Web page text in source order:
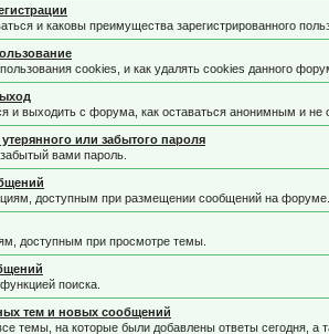
и каковы преимущества зарегистрированного
cookies, и как удалять cookies данного
и выходить с форума, как оставаться анонимным и
или забытого пароля
вами пароль.
доступным при размещении сообщений на форуме.
доступным при просмотре темы.
поиска.
тем и новых сообщений
темы, на которые были добавлены ответы сегодня,